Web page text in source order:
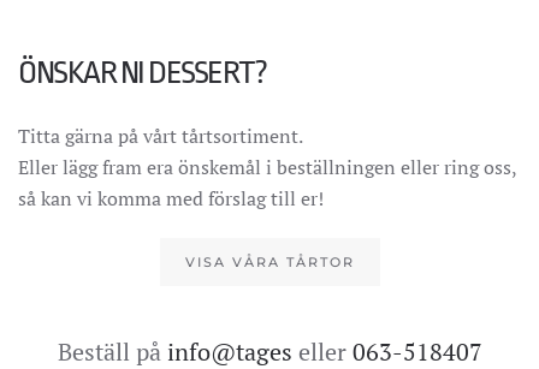
ÖNSKAR NI DESSERT?
Titta gärna på vårt tårtsortiment.
Eller lägg fram era önskemål i beställningen eller ring oss,
så kan vi komma med förslag till er!
VISA VÅRA TÅRTOR
Beställ påinfo@tages eller063-518407